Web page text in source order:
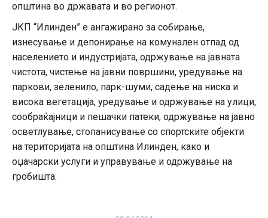
општина во државата и во регионот.
ЈКП “Илинден” е ангажирано за собирање,
изнесување и депонирање на комунален отпад од
населението и индустријата, одржување на јавната
чистота, чистење на јавни површини, уредување на
паркови, зеленило, парк-шуми, садење на ниска и
висока вегетација, уредување и одржување на улици,
сообраќајници и пешачки патеки, одржување на јавно
осветлување, стопанисување со спортските објекти
на територијата на општина Илинден, како и
оџачарски услуги и управување и одржување на
гробишта.